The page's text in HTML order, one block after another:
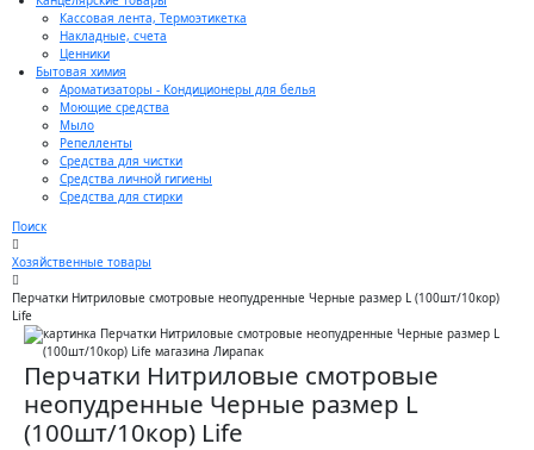
Кассовая лента, Термоэтикетка
Накладные, счета
Ценники
Бытовая химия
Ароматизаторы - Кондиционеры для белья
Моющие средства
Мыло
Репелленты
Средства для чистки
Средства личной гигиены
Средства для стирки
Поиск
Хозяйственные товары
Перчатки Нитриловые смотровые неопудренные Черные размер L (100шт/10кор)
Life
Перчатки Нитриловые смотровые
неопудренные Черные размер L
(100шт/10кор) Life